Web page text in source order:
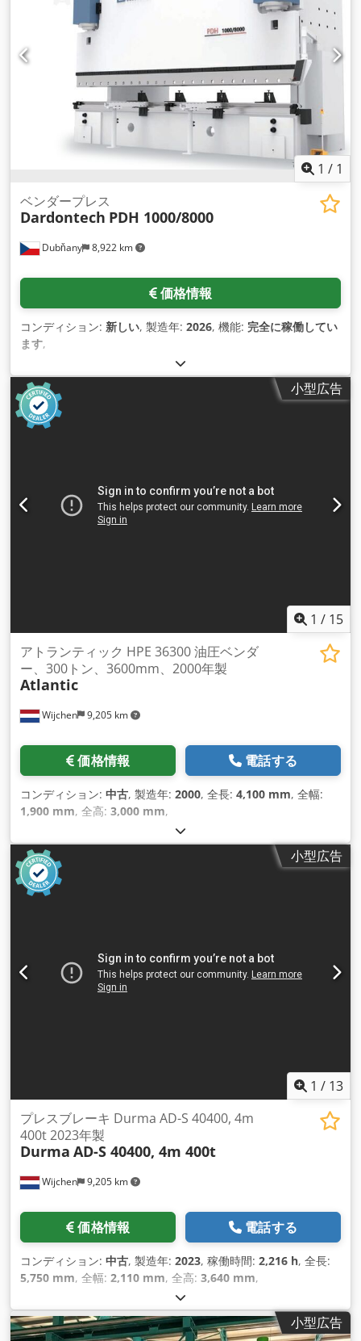
1 / 1
Dubňany 8,922 km
ベンダープレス
Dardontech PDH 1000/8000
価格情報
コンディション: 新しい, 製造年: 2026, 機能: 完全に稼働してい
ます,
小型広告
1 / 15
Wijchen 9,205 km
アトランティック HPE 36300 油圧ベンダ
ー、300トン、3600mm、2000年製
Atlantic
価格情報 電話する
コンディション: 中古, 製造年: 2000, 全長: 4,100 mm, 全幅:
1,900 mm, 全高: 3,000 mm,
小型広告
1 / 13
Wijchen 9,205 km
プレスブレーキ Durma AD-S 40400, 4m
400t 2023年製
Durma AD-S 40400, 4m 400t
価格情報 電話する
コンディション: 中古, 製造年: 2023, 稼働時間: 2,216 h, 全長:
5,750 mm, 全幅: 2,110 mm, 全高: 3,640 mm,
小型広告